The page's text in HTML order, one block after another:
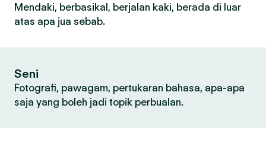
Mendaki, berbasikal, berjalan kaki, berada di luar
atas apa jua sebab.
Seni
Fotografi, pawagam, pertukaran bahasa, apa-apa
saja yang boleh jadi topik perbualan.